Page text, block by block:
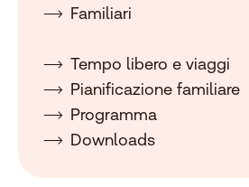
Familiari
Tempo libero e viaggi
Pianificazione familiare
Programma
Downloads